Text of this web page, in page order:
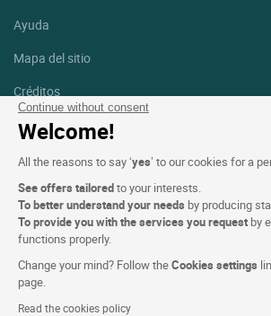
Continue without consent
Welcome!
All the reasons to say ‘yes’ to our cookies for a
See offers tailoredto your interests.
To better understand your needs by producing
To provide you with the services you request by
functions properly.
Change your mind? Follow theCookies settings
page.
Read the cookies policy
Ayuda
Mapa del sitio
Créditos
fotografías
Facebook
Linkedin